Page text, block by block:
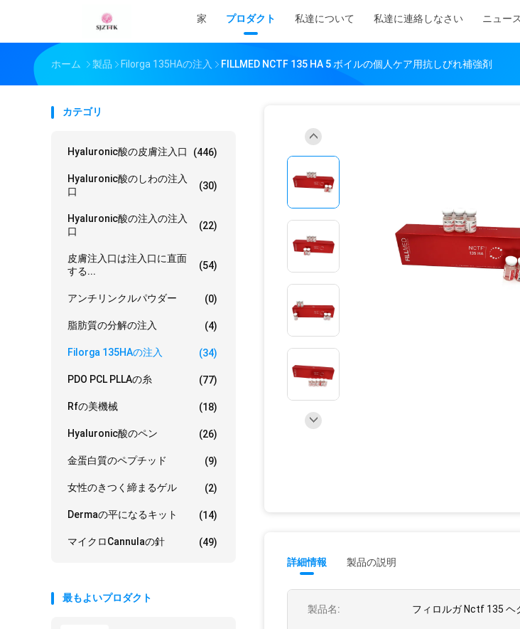
家 プロダクト 私達について 私達に連絡しなさい ニュース
ホーム 製品 Filorga 135HAの注入 FILLMED NCTF 135 HA 5 ボイルの個人ケア用抗しびれ補強剤
カテゴリ
Hyaluronic酸の皮膚注入口 (446)
Hyaluronic酸のしわの注入
口
(30)
Hyaluronic酸の注入の注入
口
(22)
皮膚注入口は注入口に直面
する...
(54)
アンチリンクルパウダー (0)
脂肪質の分解の注入 (4)
Filorga 135HAの注入 (34)
PDO PCL PLLAの糸 (77)
Rfの美機械 (18)
Hyaluronic酸のペン (26)
金蛋白質のペプチッド (9)
女性のきつく締まるゲル (2)
Dermaの平になるキット (14)
マイクロCannulaの針 (49)
最もよいプロダクト
詳細情報 製品の説明
製品名: フィロルガ Nctf 135 ヘ